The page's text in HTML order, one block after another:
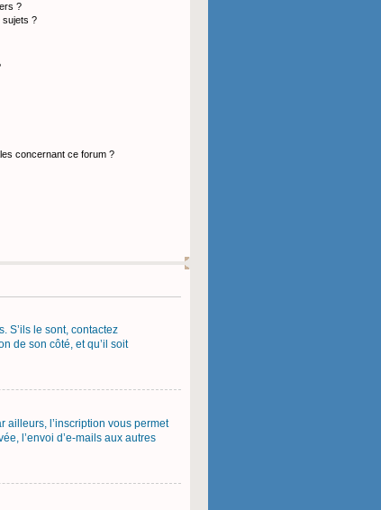
?
sujets ?
concernant ce forum ?
S’ils le sont, contactez
de son côté, et qu’il soit
ailleurs, l’inscription vous permet
l’envoi d’e-mails aux autres